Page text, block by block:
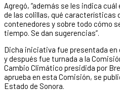
Agregó, “además se les indica
de las colillas, qué características
contenedores y sobre todo cómo
tiempo. Se dan sugerencias”.
Dicha iniciativa fue presentada en
y después fue turnada a la
Cambio Climático presidida por
aprueba en esta Comisión, se
Estado de Sonora.